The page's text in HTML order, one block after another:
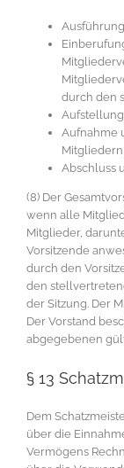
durch den
Aufstellung
Aufnahme
Mitgliedern,
Abschluss
(8) Der
wenn alle
Mitglieder,
Vorsitzende
durch den
den
der Sitzung. Der
Der Vorstand
abgegebenen
§ 13
Dem
über die
Vermögens